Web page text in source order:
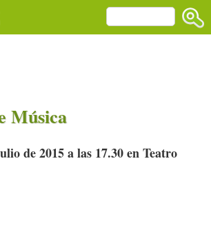
Música
de 2015 a las 17.30 en Teatro